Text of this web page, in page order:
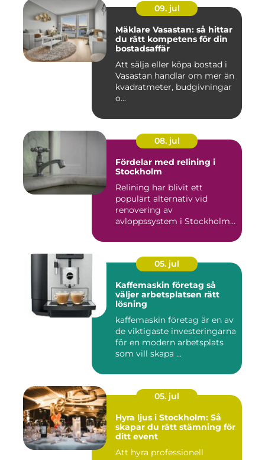
09. jul
Mäklare Vasastan: så hittar
du rätt kompetens för din
bostadsaffär
Att sälja eller köpa bostad i
Vasastan handlar om mer än
kvadratmeter, budgivningar
o...
08. jul
Fördelar med relining i
Stockholm
Relining har blivit ett
populärt alternativ vid
renovering av
avloppssystem i Stockholm.
05. jul
Kaffemaskin företag så
väljer arbetsplatsen rätt
lösning
kaffemaskin företag är en av
de viktigaste investeringarna
för en modern arbetsplats
som vill skapa ...
05. jul
Hyra ljus i Stockholm: Så
skapar du rätt stämning för
ditt event
Att hyra professionell